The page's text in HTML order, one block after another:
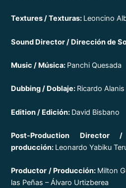
Textures / Texturas: Leoncino
Sound Director / Dirección de
Music / Música: Panchi Quesada
Dubbing / Doblaje: Ricardo Alanis
Edition / Edición: David Bisbano
Post-Production
producción: Leonardo Yabiku
Productor / Producción: Milton
las Peñas – Álvaro Urtizberea